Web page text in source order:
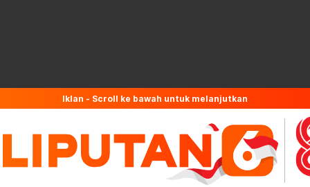
Iklan - Scroll ke bawah untuk melanjutkan